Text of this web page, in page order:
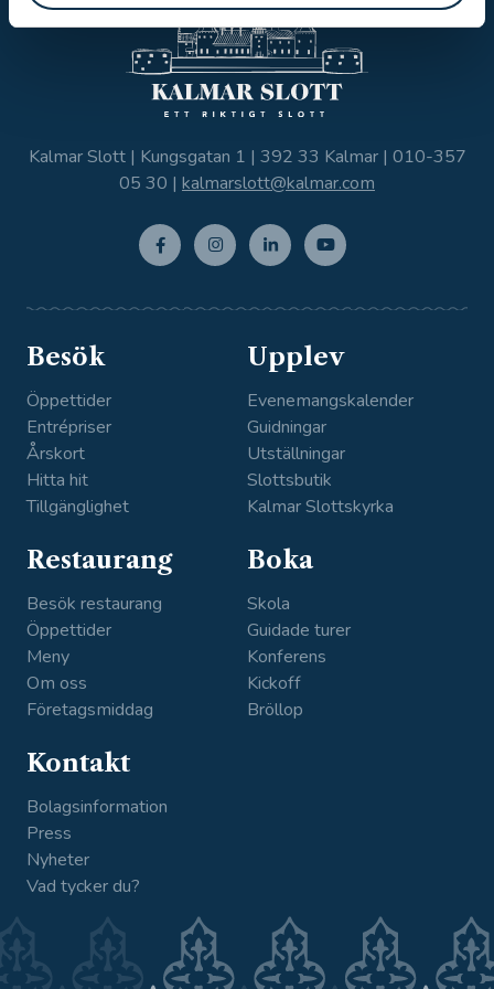
Kalmar Slott | Kungsgatan 1 | 392 33 Kalmar | 010-357
05 30 | kalmarslott@kalmar.com
Besök
Öppettider
Entrépriser
Årskort
Hitta hit
Tillgänglighet
Upplev
Evenemangskalender
Guidningar
Utställningar
Slottsbutik
Kalmar Slottskyrka
Restaurang
Besök restaurang
Öppettider
Meny
Om oss
Företagsmiddag
Boka
Skola
Guidade turer
Konferens
Kickoff
Bröllop
Kontakt
Bolagsinformation
Press
Nyheter
Vad tycker du?